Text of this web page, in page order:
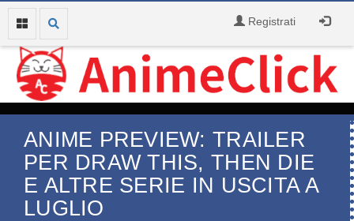
Registrati
ANIME PREVIEW: TRAILER
PER DRAW THIS, THEN DIE
E ALTRE SERIE IN USCITA A
LUGLIO